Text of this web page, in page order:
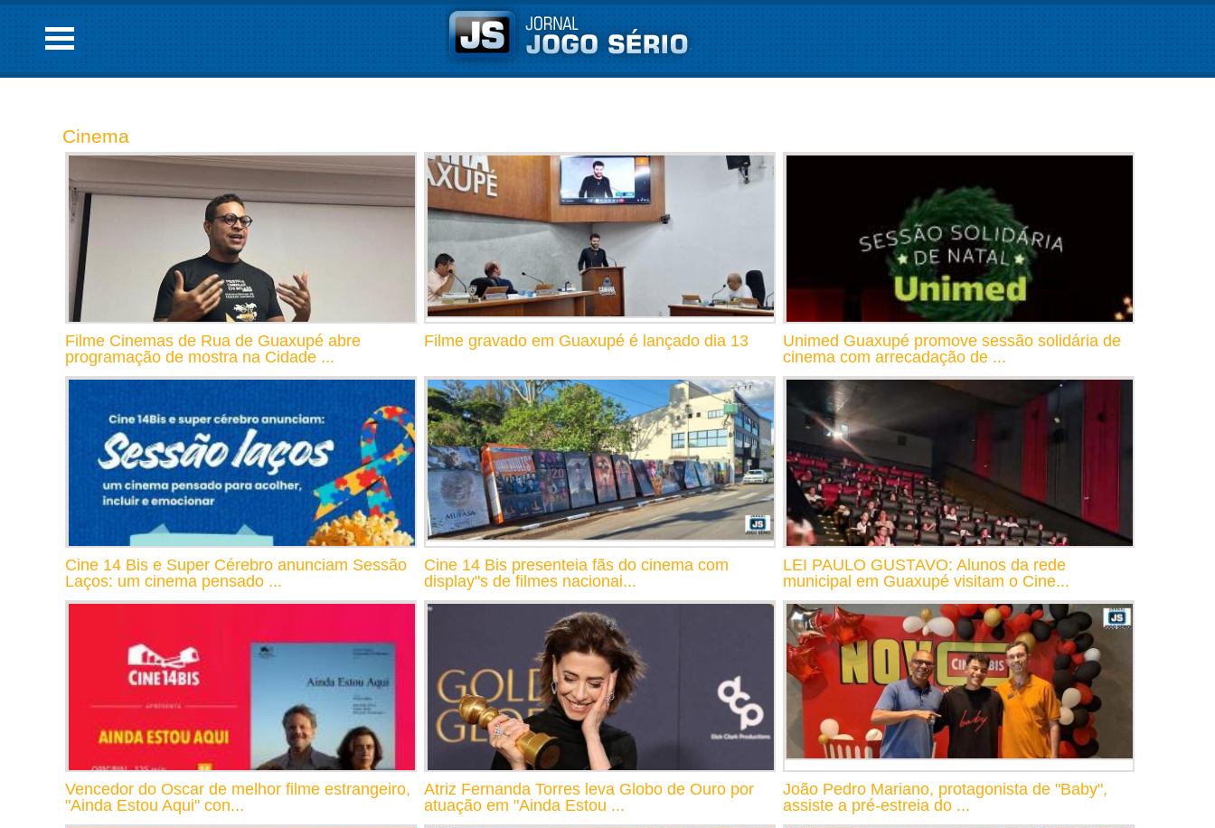
Cinema
Filme Cinemas de Rua de Guaxupé abre
programação de mostra na Cidade ...
Filme gravado em Guaxupé é lançado dia 13
Unimed Guaxupé promove sessão solidária de
cinema com arrecadação de ...
Cine 14 Bis e Super Cérebro anunciam Sessão
Laços: um cinema pensado ...
Cine 14 Bis presenteia fãs do cinema com
display"s de filmes nacionai...
LEI PAULO GUSTAVO: Alunos da rede
municipal em Guaxupé visitam o Cine...
Vencedor do Oscar de melhor filme estrangeiro,
"Ainda Estou Aqui" con...
Atriz Fernanda Torres leva Globo de Ouro por
atuação em "Ainda Estou ...
João Pedro Mariano, protagonista de "Baby",
assiste a pré-estreia do ...